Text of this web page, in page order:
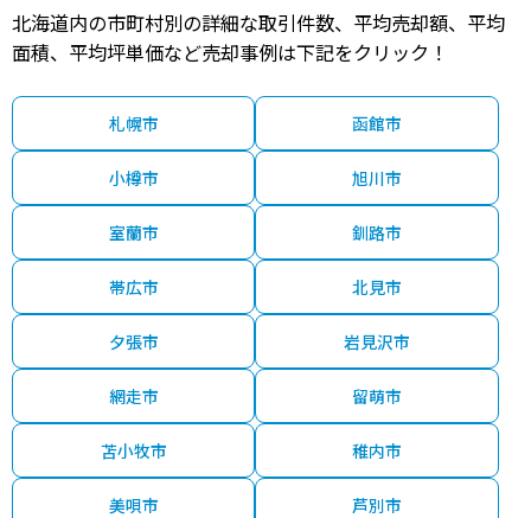
北海道内の市町村別の詳細な取引件数、平均売却額、平均
面積、平均坪単価など売却事例は下記をクリック！
札幌市 函館市
小樽市 旭川市
室蘭市 釧路市
帯広市 北見市
夕張市 岩見沢市
網走市 留萌市
苫小牧市 稚内市
美唄市 芦別市